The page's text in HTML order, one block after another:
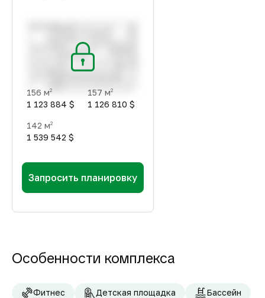
156 м2
1 123 884 $
157 м2
1 126 810 $
142 м2
1 539 542 $
Запросить планировку
Особенности комплекса
Фитнес Детская площадка
Бассейн